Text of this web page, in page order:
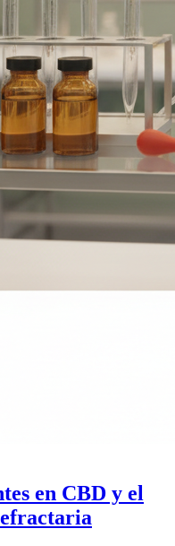
en CBD y el